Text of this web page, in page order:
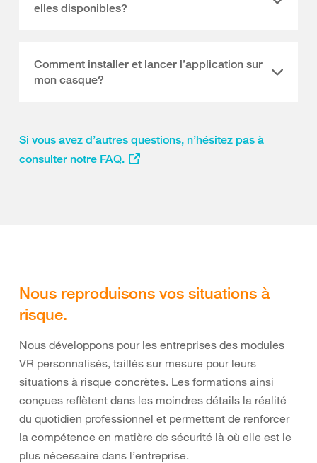
elles disponibles?
Comment installer et lancer l’application sur
mon casque?
Si vous avez d’autres questions, n’hésitez pas à
consulter notre FAQ.
Nous reproduisons vos situations à
risque.
Nous développons pour les entreprises des modules
VR personnalisés, taillés sur mesure pour leurs
situations à risque concrètes. Les formations ainsi
conçues reflètent dans les moindres détails la réalité
du quotidien professionnel et permettent de renforcer
la compétence en matière de sécurité là où elle est le
plus nécessaire dans l’entreprise.